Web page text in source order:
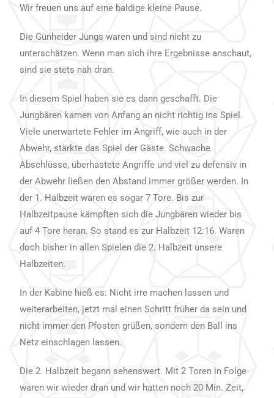
Wir freuen uns auf eine baldige kleine Pause.
Die Günheider Jungs waren und sind nicht zu
unterschätzen. Wenn man sich ihre Ergebnisse anschaut,
sind sie stets nah dran.
In diesem Spiel haben sie es dann geschafft. Die
Jungbären kamen von Anfang an nicht richtig ins Spiel.
Viele unerwartete Fehler im Angriff, wie auch in der
Abwehr, stärkte das Spiel der Gäste. Schwache
Abschlüsse, überhastete Angriffe und viel zu defensiv in
der Abwehr ließen den Abstand immer größer werden. In
der 1. Halbzeit waren es sogar 7 Tore. Bis zur
Halbzeitpause kämpften sich die Jungbären wieder bis
auf 4 Tore heran. So stand es zur Halbzeit 12:16. Waren
doch bisher in allen Spielen die 2. Halbzeit unsere
Halbzeiten.
In der Kabine hieß es: Nicht irre machen lassen und
weiterarbeiten, jetzt mal einen Schritt früher da sein und
nicht immer den Pfosten grüßen, sondern den Ball ins
Netz einschlagen lassen.
Die 2. Halbzeit begann sehenswert. Mit 2 Toren in Folge
waren wir wieder dran und wir hatten noch 20 Min. Zeit,